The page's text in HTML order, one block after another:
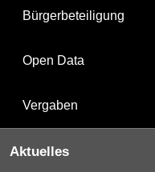
Bürgerbeteiligung
Open Data
Vergaben
Aktuelles